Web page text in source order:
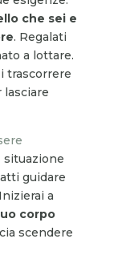
che sei e
. Regalati
a lottare.
trascorrere
situazione
guidare
a
corpo
scendere